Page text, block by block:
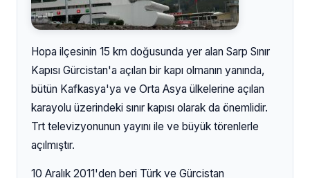
Hopa ilçesinin 15 km doğusunda yer alan Sarp Sınır
Kapısı Gürcistan'a açılan bir kapı olmanın yanında,
bütün Kafkasya'ya ve Orta Asya ülkelerine açılan
karayolu üzerindeki sınır kapısı olarak da önemlidir.
Trt televizyonunun yayını ile ve büyük törenlerle
açılmıştır.
10 Aralık 2011'den beri Türk ve Gürcistan